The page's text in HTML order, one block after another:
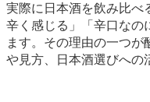
実際に日本酒を飲み比べ
辛く感じる」「辛口なの
ます。その理由の一つ
や見方、日本酒選びへの